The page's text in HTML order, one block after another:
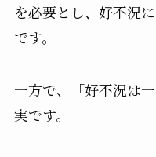
を必要とし、好不況
です。
一方で、「好不況は
実です。